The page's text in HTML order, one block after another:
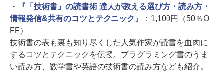
・
『「技術書」の読書術 達人が教える選び方・読み方・
情報発信&共有のコツとテクニック』
：1,100円（50％O
FF）
技術書の表も裏も知り尽くした人気作家が読書を血肉に
するコツとテクニックを伝授。プラグラミング書のうま
い読み方、数学書や英語の技術書の読み方なども紹介。